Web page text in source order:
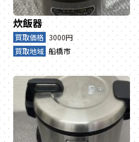
炊飯器
買取価格 3000円
買取地域 船橋市